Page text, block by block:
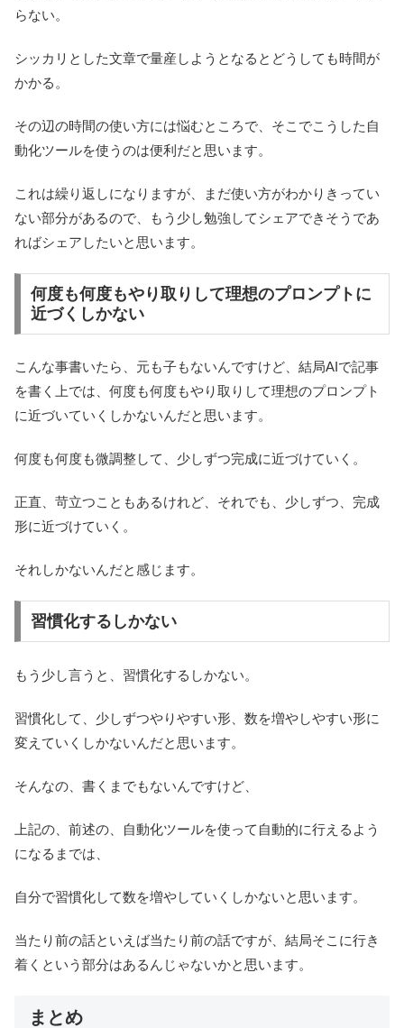
らない。
シッカリとした文章で量産しようとなるとどうしても時間が
かかる。
その辺の時間の使い方には悩むところで、そこでこうした自
動化ツールを使うのは便利だと思います。
これは繰り返しになりますが、まだ使い方がわかりきってい
ない部分があるので、もう少し勉強してシェアできそうであ
ればシェアしたいと思います。
何度も何度もやり取りして理想のプロンプトに
近づくしかない
こんな事書いたら、元も子もないんですけど、結局AIで記事
を書く上では、何度も何度もやり取りして理想のプロンプト
に近づいていくしかないんだと思います。
何度も何度も微調整して、少しずつ完成に近づけていく。
正直、苛立つこともあるけれど、それでも、少しずつ、完成
形に近づけていく。
それしかないんだと感じます。
習慣化するしかない
もう少し言うと、習慣化するしかない。
習慣化して、少しずつやりやすい形、数を増やしやすい形に
変えていくしかないんだと思います。
そんなの、書くまでもないんですけど、
上記の、前述の、自動化ツールを使って自動的に行えるよう
になるまでは、
自分で習慣化して数を増やしていくしかないと思います。
当たり前の話といえば当たり前の話ですが、結局そこに行き
着くという部分はあるんじゃないかと思います。
まとめ